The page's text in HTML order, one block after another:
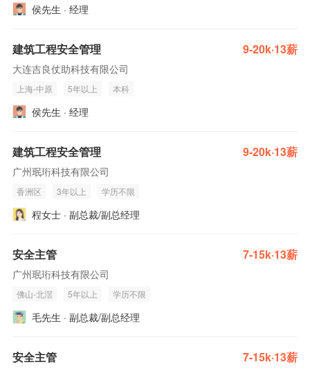
侯先生 · 经理
建筑工程安全管理 9-20k·13薪
大连吉良仗助科技有限公司
上海-中原 5年以上 本科
侯先生 · 经理
建筑工程安全管理 9-20k·13薪
广州珉珩科技有限公司
香洲区 3年以上 学历不限
程女士 · 副总裁/副总经理
安全主管 7-15k·13薪
广州珉珩科技有限公司
佛山-北滘 5年以上 学历不限
毛先生 · 副总裁/副总经理
安全主管 7-15k·13薪